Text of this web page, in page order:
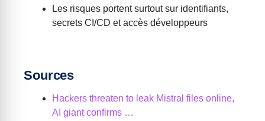
Les risques portent surtout sur identifiants,
secrets CI/CD et accès développeurs
Sources
Hackers threaten to leak Mistral files online,
AI giant confirms …